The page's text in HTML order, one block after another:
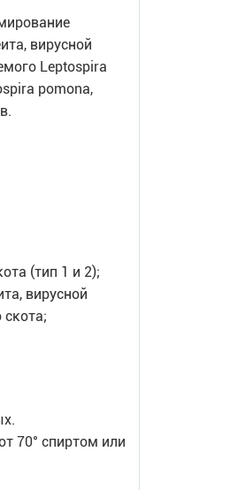
вирусной
Leptospira
pomona,
(тип 1 и 2);
вирусной
70° спиртом или